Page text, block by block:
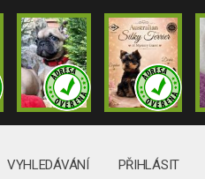
VYHLEDÁVÁNÍ PŘIHLÁSIT